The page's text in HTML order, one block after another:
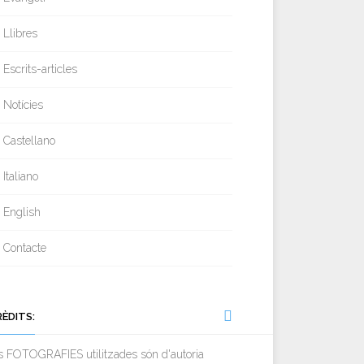
Llibres
Escrits-articles
Notícies
Castellano
Italiano
English
Contacte
FOTOGRAFIES utilitzades són d'autoria